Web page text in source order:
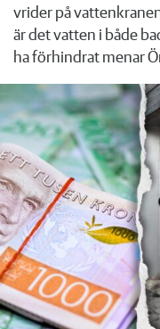
vrider på
är det vatten i både
ha förhindrat menar